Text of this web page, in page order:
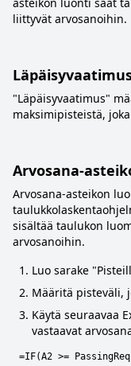
liittyvät arvosanoihin.
"Läpäisyvaatimus"
maksimipisteistä,
Arvosana-
Arvosana-asteikon
sisältää taulukon
arvosanoihin.
Luo sarake
Määritä pisteväli,
Käytä seuraavaa
vastaavat
=IF(A2 >=